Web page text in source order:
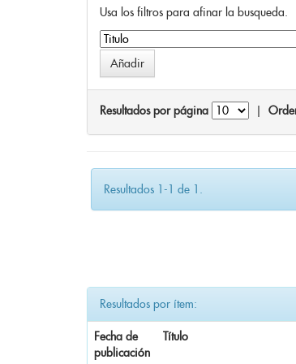
Usa los filtros para afinar la busqueda.
Resultados por página
Resultados 1-1 de 1.
Resultados por ítem:
Fecha de
publicación
Título